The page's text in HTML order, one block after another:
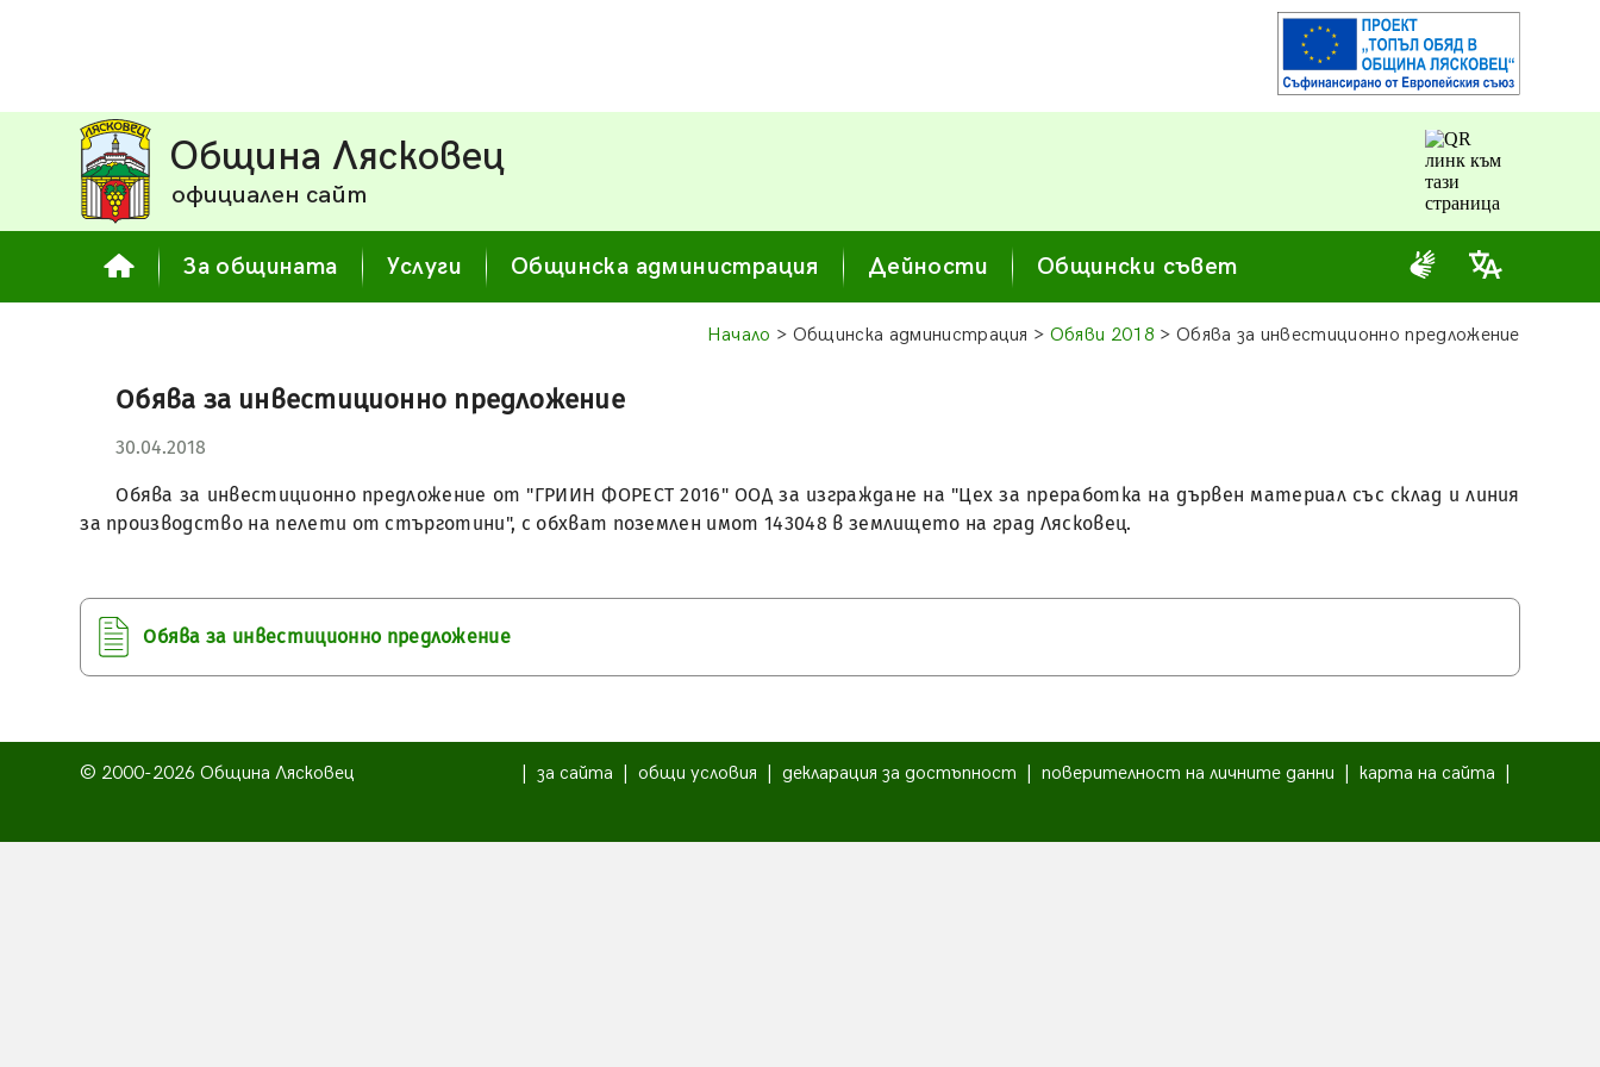
Община Лясковец
официален сайт
За общината Услуги Общинска администрация Дейности Общински съвет
Начало > Общинска администрация > Обяви 2018 > Обява за инвестиционно предложение
Обява за инвестиционно предложение
30.04.2018
Обява за инвестиционно предложение от "ГРИИН ФОРЕСТ 2016" ООД за изграждане на "Цех за преработка на дървен материал със склад и линия
за производство на пелети от стърготини", с обхват поземлен имот 143048 в землището на град Лясковец.
Обява за инвестиционно предложение
© 2000-2026 Община Лясковец за сайта общи условия декларация за достъпност поверителност на личните данни карта на сайта